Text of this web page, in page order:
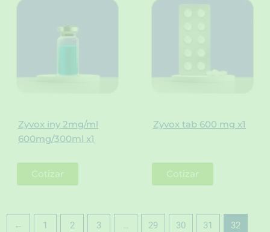
Zyvox iny 2mg/ml
600mg/300ml x1
Cotizar
Zyvox tab 600 mg x1
Cotizar
← 1 2 3 29 30 31 32